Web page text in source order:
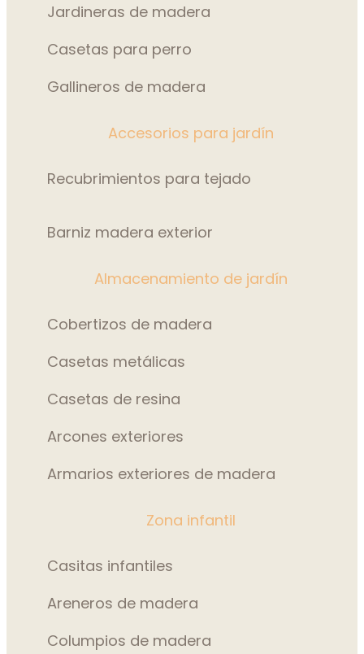
Jardineras de madera
Casetas para perro
Gallineros de madera
Accesorios para jardín
Recubrimientos para tejado
Barniz madera exterior
Almacenamiento de jardín
Cobertizos de madera
Casetas metálicas
Casetas de resina
Arcones exteriores
Armarios exteriores de madera
Zona infantil
Casitas infantiles
Areneros de madera
Columpios de madera